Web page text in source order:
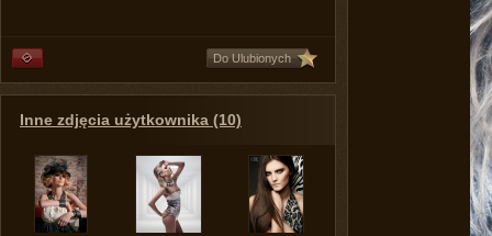
Do Ulubionych
Inne zdjęcia użytkownika (10)